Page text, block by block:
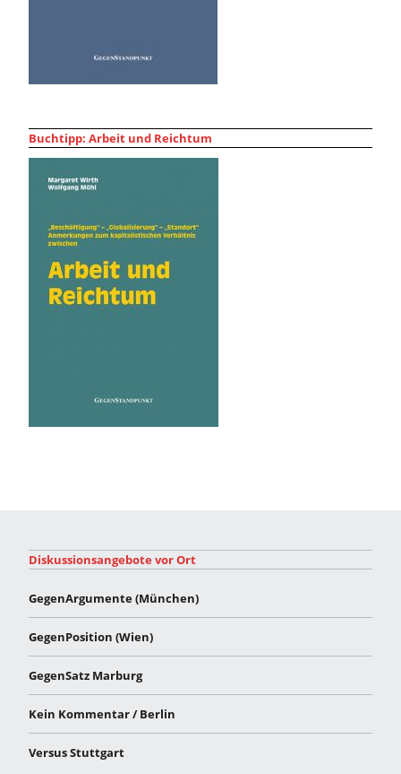
Buchtipp: Arbeit und Reichtum
Diskussionsangebote vor Ort
GegenArgumente (München)
GegenPosition (Wien)
GegenSatz Marburg
Kein Kommentar / Berlin
Versus Stuttgart